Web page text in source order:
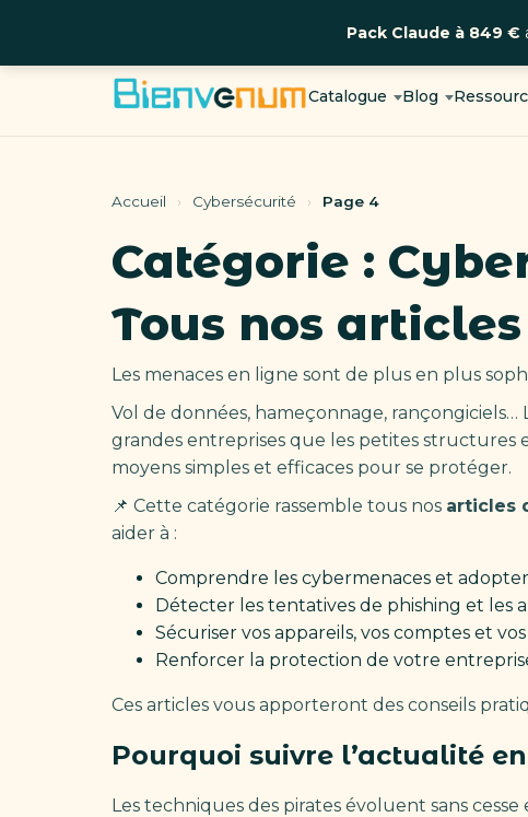
Aller
Catalogue Blog
Accueil › Cybersécurité › Page 4
Catégorie :
Tous nos
Les menaces en ligne sont de plus en plus
Vol de données, hameçonnage,
grandes entreprises que les petites structures
moyens simples et efficaces pour se protéger.
📌 Cette catégorie rassemble tous nos articles
aider à :
Comprendre les cybermenaces et
Détecter les tentatives de phishing et les
Sécuriser vos appareils, vos comptes et
Renforcer la protection de votre
Ces articles vous apporteront des conseils
Pourquoi suivre l’actualité
Les techniques des pirates évoluent sans
Pack Claude à 849 €